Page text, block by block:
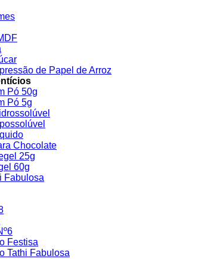
de Papel de Arroz
Pó 50g
Pó 5g
Chocolate
25g
60g
Fabulosa
Festisa
Tathi Fabulosa